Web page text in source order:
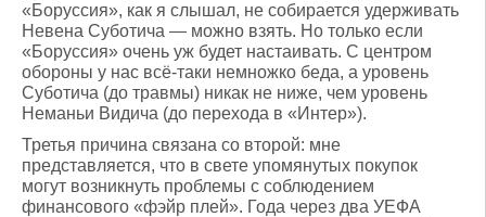
«Боруссия», как я слышал, не собирается удерживать
Невена Суботича — можно взять. Но только если
«Боруссия» очень уж будет настаивать. С центром
обороны у нас всё-таки немножко беда, а уровень
Суботича (до травмы) никак не ниже, чем уровень
Неманьи Видича (до перехода в «Интер»).
Третья причина связана со второй: мне
представляется, что в свете упомянутых покупок
могут возникнуть проблемы с соблюдением
финансового «фэйр плей». Года через два УЕФА